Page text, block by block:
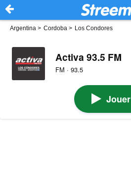
Argentina > Cordoba > Los Condores
Activa 93.5 FM
FM · 93.5
Jouer